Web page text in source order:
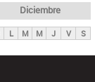
Diciembre
L M M J V S